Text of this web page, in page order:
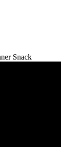
Snack